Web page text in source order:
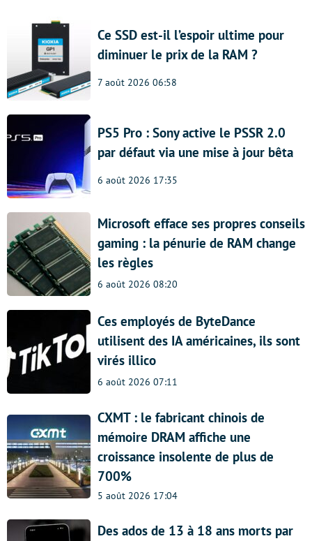
Ce SSD est-il l’espoir ultime pour
diminuer le prix de la RAM ?
7 août 2026 06:58
PS5 Pro : Sony active le PSSR 2.0
par défaut via une mise à jour bêta
6 août 2026 17:35
Microsoft efface ses propres conseils
gaming : la pénurie de RAM change
les règles
6 août 2026 08:20
Ces employés de ByteDance
utilisent des IA américaines, ils sont
virés illico
6 août 2026 07:11
CXMT : le fabricant chinois de
mémoire DRAM affiche une
croissance insolente de plus de
700%
5 août 2026 17:04
Des ados de 13 à 18 ans morts par